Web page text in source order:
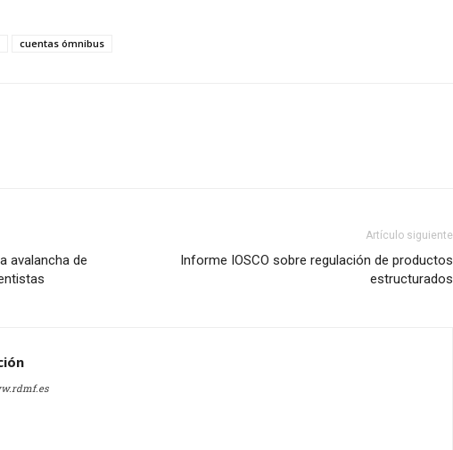
cuentas ómnibus
avalancha de
Artículo siguiente
Informe IOSCO sobre regulación de productos
estructurados